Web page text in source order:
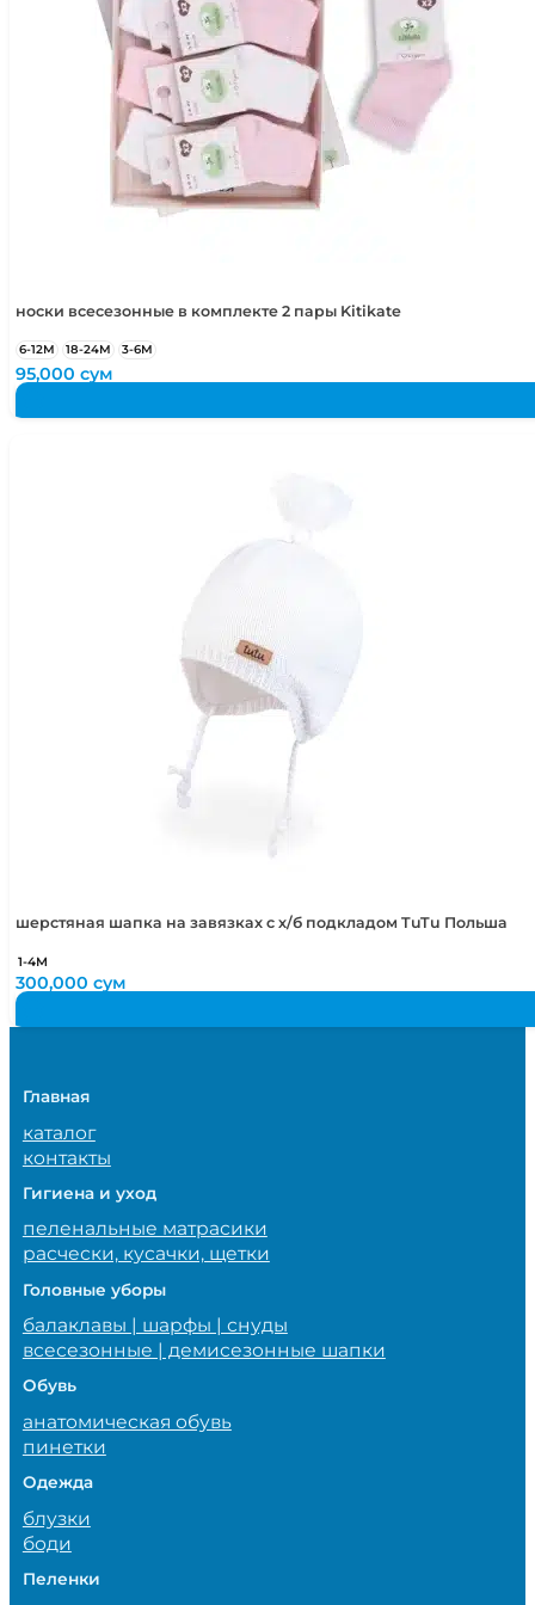
носки всесезонные в комплекте 2 пары Kitikate
6-12М 18-24М 3-6М
95,000сум
шерстяная шапка на завязках с х/б подкладом TuTu Польша
1-4М
300,000сум
Главная
каталог
контакты
Гигиена и уход
пеленальные матрасики
расчески, кусачки, щетки
Головные уборы
балаклавы | шарфы | снуды
всесезонные | демисезонные шапки
Обувь
анатомическая обувь
пинетки
Одежда
блузки
боди
Пеленки